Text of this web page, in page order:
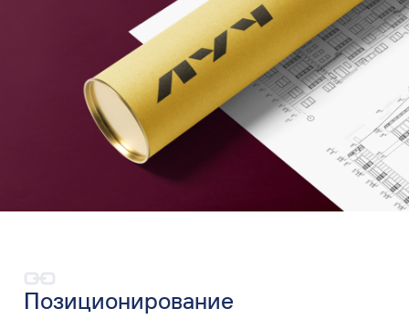
Позиционирование